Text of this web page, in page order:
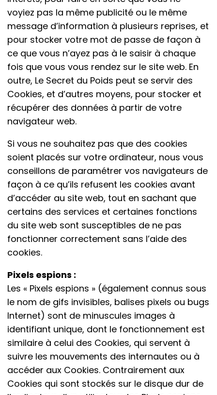
voyiez pas la même publicité ou le même
message d’information à plusieurs reprises, et
pour stocker votre mot de passe de façon à
ce que vous n’ayez pas à le saisir à chaque
fois que vous vous rendez sur le site web. En
outre, Le Secret du Poids peut se servir des
Cookies, et d’autres moyens, pour stocker et
récupérer des données à partir de votre
navigateur web.
Si vous ne souhaitez pas que des cookies
soient placés sur votre ordinateur, nous vous
conseillons de paramétrer vos navigateurs de
façon à ce qu’ils refusent les cookies avant
d’accéder au site web, tout en sachant que
certains des services et certaines fonctions
du site web sont susceptibles de ne pas
fonctionner correctement sans l’aide des
cookies.
Pixels espions :
Les « Pixels espions » (également connus sous
le nom de gifs invisibles, balises pixels ou bugs
Internet) sont de minuscules images à
identifiant unique, dont le fonctionnement est
similaire à celui des Cookies, qui servent à
suivre les mouvements des internautes ou à
accéder aux Cookies. Contrairement aux
Cookies qui sont stockés sur le disque dur de